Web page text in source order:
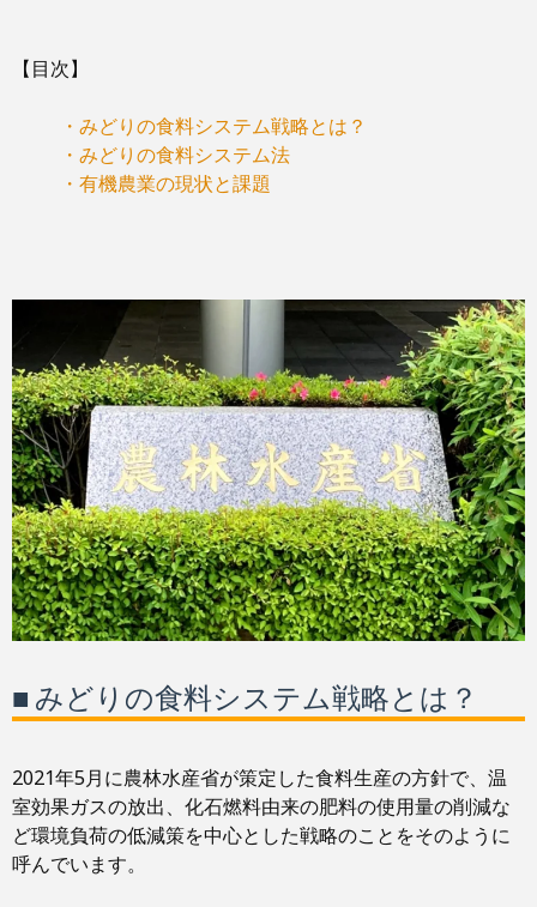
【目次】
・みどりの食料システム戦略とは？
・みどりの食料システム法
・有機農業の現状と課題
■ みどりの食料システム戦略とは？
2021年5月に農林水産省が策定した食料生産の方針で、温
室効果ガスの放出、化石燃料由来の肥料の使用量の削減な
ど環境負荷の低減策を中心とした戦略のことをそのように
呼んでいます。